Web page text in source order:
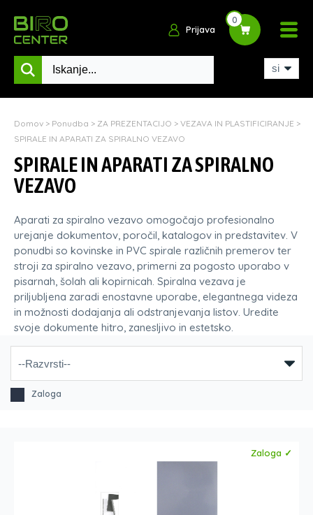
Prijava
0
Domov > Ponudba > ZA PREZENTACIJO > VEZAVA IN PLASTIFICIRANJE >
SPIRALE IN APARATI ZA SPIRALNO VEZAVO
SPIRALE IN APARATI ZA SPIRALNO
VEZAVO
Aparati za spiralno vezavo omogočajo profesionalno
urejanje dokumentov, poročil, katalogov in predstavitev. V
ponudbi so kovinske in PVC spirale različnih premerov ter
stroji za spiralno vezavo, primerni za pogosto uporabo v
pisarnah, šolah ali kopirnicah. Spiralna vezava je
priljubljena zaradi enostavne uporabe, elegantnega videza
in možnosti dodajanja ali odstranjevanja listov. Uredite
svoje dokumente hitro, zanesljivo in estetsko.
Zaloga
Zaloga ✓